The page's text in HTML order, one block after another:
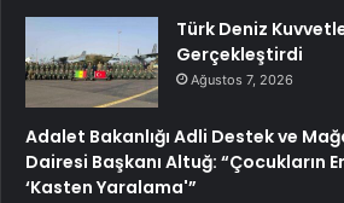
Türk Deniz
Gerçekleştirdi
Ağustos 7, 2026
Adalet Bakanlığı Adli Destek ve
Dairesi Başkanı Altuğ: “Çocukların
‘Kasten Yaralama'”